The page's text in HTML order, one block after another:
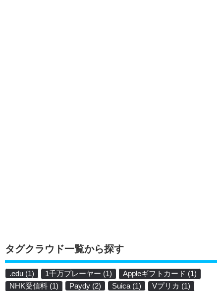
タグクラウド一覧から探す
.edu (1) 1千万プレーヤー (1) Appleギフトカード (1)
NHK受信料 (1) Paydy (2) Suica (1) Vプリカ (1)